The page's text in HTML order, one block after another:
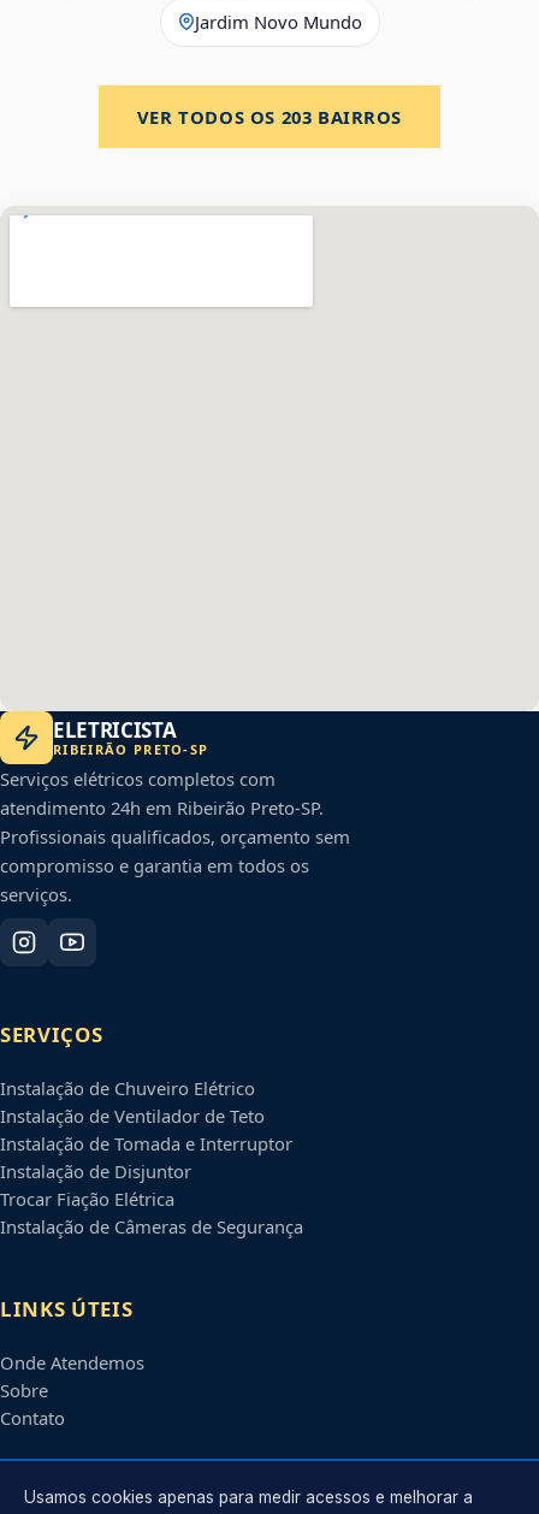
Jardim Novo Mundo
VER TODOS OS 203 BAIRROS
ELETRICISTA
RIBEIRÃO PRETO-SP
Serviços elétricos completos com
atendimento 24h em Ribeirão Preto-SP.
Profissionais qualificados, orçamento sem
compromisso e garantia em todos os
serviços.
SERVIÇOS
Instalação de Chuveiro Elétrico
Instalação de Ventilador de Teto
Instalação de Tomada e Interruptor
Instalação de Disjuntor
Trocar Fiação Elétrica
Instalação de Câmeras de Segurança
LINKS ÚTEIS
Onde Atendemos
Sobre
Contato
CONTATO
Usamos cookies apenas para medir acessos e melhorar a